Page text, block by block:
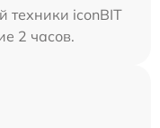
техники iconBIT
2 часов.